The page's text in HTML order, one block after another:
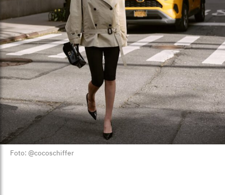
Foto: @cocoschiffer